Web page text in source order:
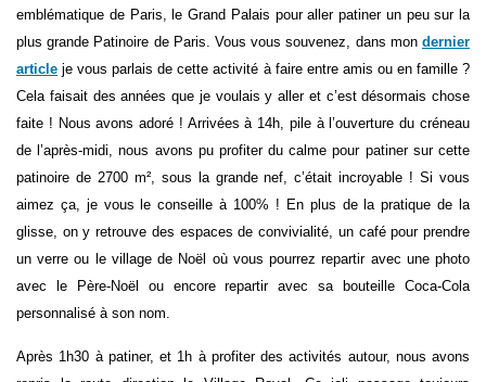
emblématique de Paris, le Grand Palais pour aller patiner un peu sur la
plus grande Patinoire de Paris. Vous vous souvenez, dans mon dernier
article je vous parlais de cette activité à faire entre amis ou en famille ?
Cela faisait des années que je voulais y aller et c’est désormais chose
faite ! Nous avons adoré ! Arrivées à 14h, pile à l’ouverture du créneau
de l’après-midi, nous avons pu profiter du calme pour patiner sur cette
patinoire de 2700 m², sous la grande nef, c’était incroyable ! Si vous
aimez ça, je vous le conseille à 100% ! En plus de la pratique de la
glisse, on y retrouve des espaces de convivialité, un café pour prendre
un verre ou le village de Noël où vous pourrez repartir avec une photo
avec le Père-Noël ou encore repartir avec sa bouteille Coca-Cola
personnalisé à son nom.
Après 1h30 à patiner, et 1h à profiter des activités autour, nous avons